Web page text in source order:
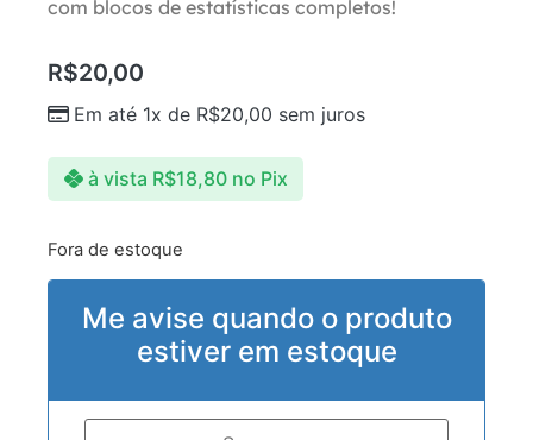
com blocos de estatísticas completos!
R$20,00
Em até 1x de R$20,00 sem juros
à vista R$18,80 no Pix
Fora de estoque
Me avise quando o produto
estiver em estoque